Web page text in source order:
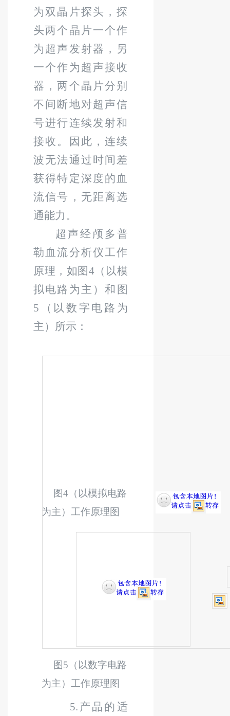
为双晶片探头，探
头两个晶片一个作
为超声发射器，另
一个作为超声接收
器，两个晶片分别
不间断地对超声信
号进行连续发射和
接收。因此，连续
波无法通过时间差
获得特定深度的血
流信号，无距离选
通能力。
超声经颅多普
勒血流分析仪工作
原理，如图4 （ 以模
拟电路为主 ）和图
5 （以数字电路为
主）所示：
图4（以模拟电路
为主）工作原理图
图5 （以数字电路
为主）工作原理图
5. 产品的适